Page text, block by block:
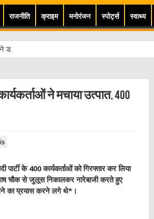
राजनीति क्राइम मनोरंजन स्पोर्ट्स स्वाथ्य
से लगाई गुहार
ने मचाया उत्पात, 400
के 400 कार्यकर्ताओं को गिरफ्तारकर लिया
चौक से जुलूस निकालकर नारेबाजी करते हुए
का प्रयास करने लगे थे*।